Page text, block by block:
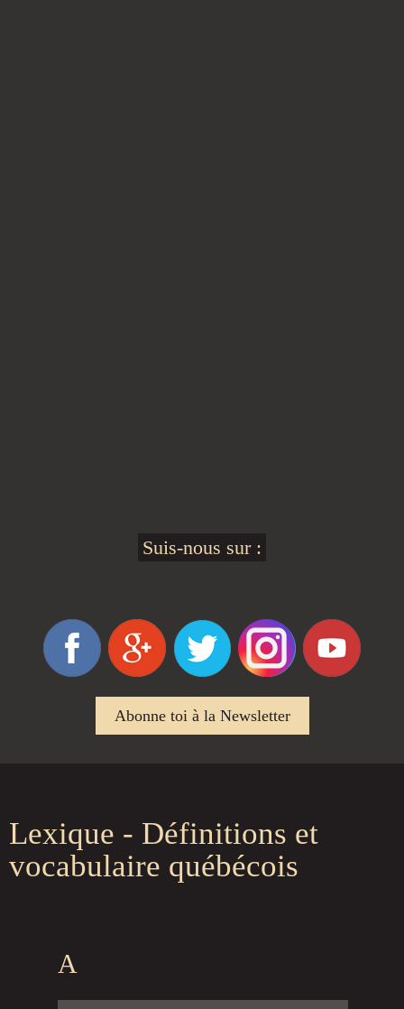
Suis-nous sur :
Abonne toi à la Newsletter
Lexique - Définitions et
vocabulaire québécois
A